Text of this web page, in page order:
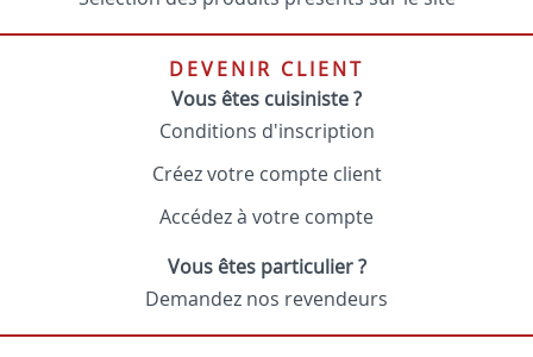
DEVENIR CLIENT
Vous êtes cuisiniste ?
Conditions d'inscription
Créez votre compte client
Accédez à votre compte
Vous êtes particulier ?
Demandez nos revendeurs